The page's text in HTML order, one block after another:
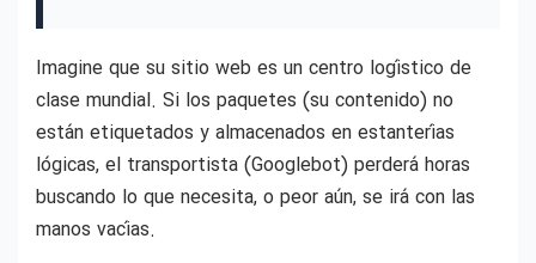
Imagine que su sitio web es un centro logístico de
clase mundial. Si los paquetes (su contenido) no
están etiquetados y almacenados en estanterías
lógicas, el transportista (Googlebot) perderá horas
buscando lo que necesita, o peor aún, se irá con las
manos vacías.